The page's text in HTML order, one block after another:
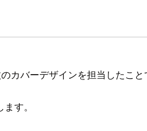
カバーデザインを担当したこと
す。